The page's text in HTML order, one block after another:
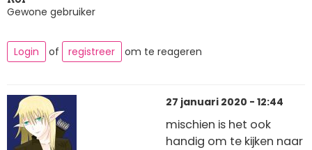
Gewone gebruiker
Login of registreer om te reageren
27 januari 2020 - 12:44
mischien is het ook
handig om te kijken naar